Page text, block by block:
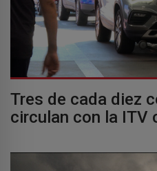
Tres de cada diez
circulan con la ITV